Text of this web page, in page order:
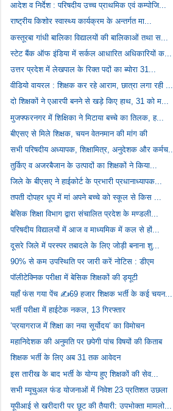
आदेश व निर्देश : परिषदीय उच्च प्राथमिक एवं कम्पोजि...
राष्ट्रीय किशोर स्वास्थ्य कार्यक्रम के अन्तर्गत मा...
कस्तूरबा गांधी बालिका विद्यालयों की बालिकाओं तथा स...
स्टेट बैंक ऑफ इंडिया में सर्कल आधारित अधिकारियों क...
उत्तर प्रदेश में लेखपाल के रिक्त पदों का ब्योरा 31...
वीडियो वायरल : शिक्षक कर रहे आराम, छात्रा लगा रही ...
दो शिक्षकों ने एआरपी बनने से खड़े किए हाथ, 31 को म...
मुजफ्फरनगर में शिक्षिका ने मिटाया बच्चे का तिलक, ह...
बीएसए से मिले शिक्षक, चयन वेतनमान की मांग की
सभी परिषदीय अध्यापक, शिक्षामित्र, अनुदेशक और कर्मच...
तुर्किए व अजरबैजान के उत्पादों का शिक्षकों ने किया...
जिले के बीएसए ने हाईकोर्ट के प्रभारी प्रधानाध्यापक...
तपती दोपहर धूप में मां अपने बच्चे को स्कूल से किस ...
बेसिक शिक्षा विभाग द्वारा संचालित प्रदेश के मण्डली...
परिषदीय विद्यालयों में आज व माध्यमिक में कल से हों...
दूसरे जिले में परस्पर तबादले के लिए जोड़ी बनाना शु...
90% से कम उपस्थिति पर जारी करें नोटिस : डीएम
पॉलीटेक्निक परीक्षा में बेसिक शिक्षकों की ड्यूटी
यहाँ फंस गया पेंच ✍️69 हजार शिक्षक भर्ती के कई चयन...
भर्ती परीक्षा में हाईटेक नकल, 13 गिरफ्तार
‘प्रयागराज में शिक्षा का नया सूर्योदय’ का विमोचन
महानिदेशक की अनुमति पर छपेगी पांच विषयों की किताब
शिक्षक भर्ती के लिए अब 31 तक आवेदन
इस तारीख के बाद भर्ती के योग्य हुए शिक्षकों की सेव...
सभी म्यूचुअल फंड योजनाओं में निवेश 23 प्रतिशत उछला
यूपीआई से खरीदारी पर छूट की तैयारी: उपभोक्ता मामलो...